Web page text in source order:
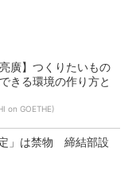
亮廣】つくりたいもの
きる環境の作り方と
on GOETHE)
」は禁物 締結部設